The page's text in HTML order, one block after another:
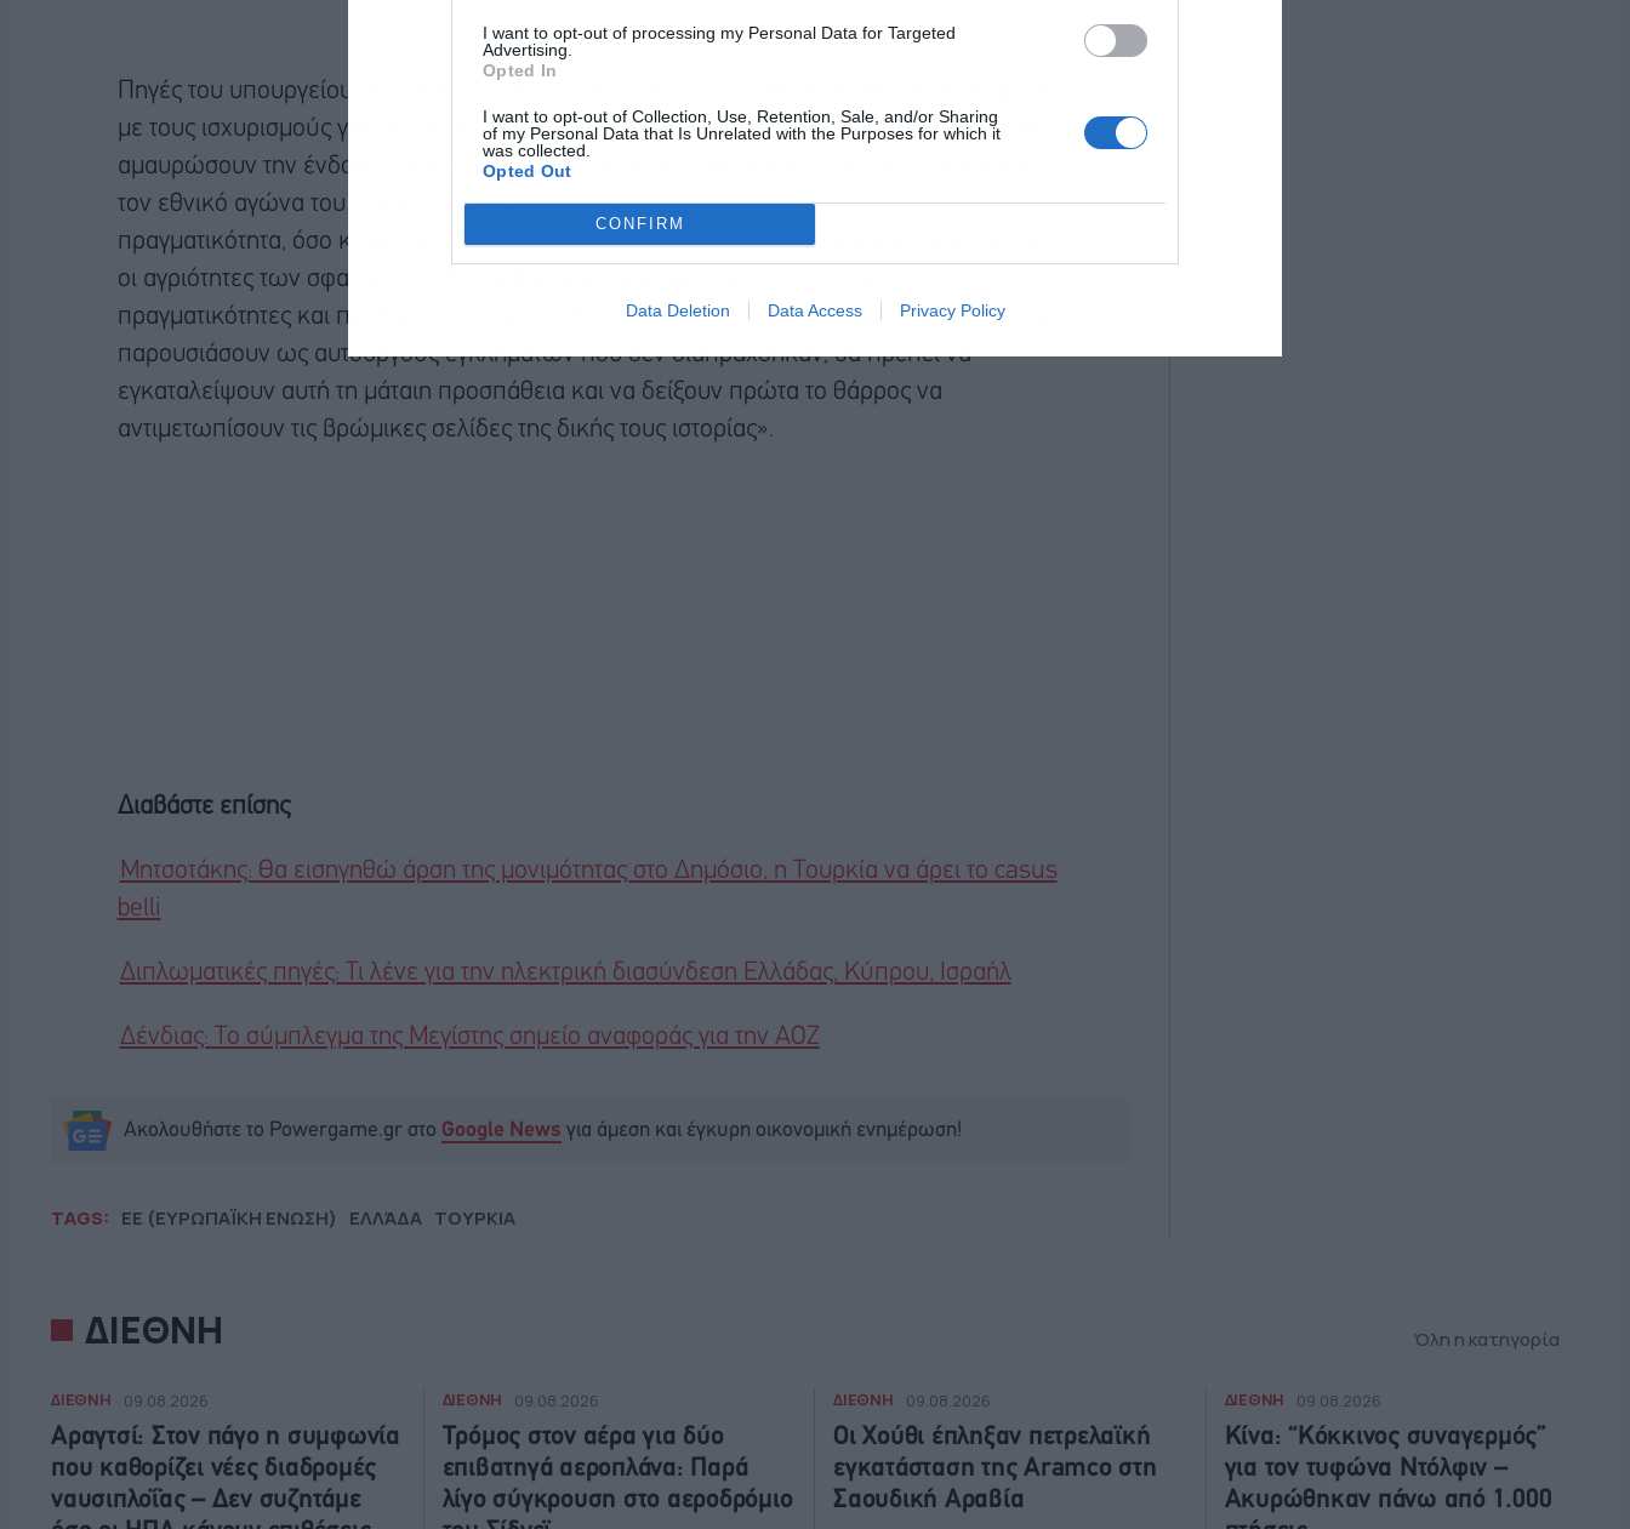
I want to opt-out of processing my Personal Data for Targeted
Advertising.
Opted In
I want to opt-out of Collection, Use, Retention, Sale, and/or Sharing
of my Personal Data that Is Unrelated with the Purposes for which it
was collected.
Opted Out
CONFIRM
Data Deletion Data Access Privacy Policy
Πηγές του υπουργείου σχολίασαν επίσης τις δηλώσεις των ελληνικών αρχών αναφορικά
με τους ισχυρισμούς για τον «αποκαλούμενο Πόντο» στις 19 Μαΐου. «Όσοι στοχεύουν να
αμαυρώσουν την ένδοξη ιστορία μας με ανυπόστατους ισχυρισμούς και να επισκιάσουν
τον εθνικό αγώνα του έθνους μας, δεν μπορούν να αλλάξουν την ιστορία και την
πραγματικότητα, όσο κι αν προσπαθούν. Σήμερα παραμένει ακόμα στην κοινωνική μνήμη,
οι αγριότητες των σφαγών που διέπραξαν όσοι διαστρεβλώνουν τις ιστορικές
πραγματικότητες και προβάλλουν το ψέμα της γενοκτονίας. Αυτοί που προσπαθούν να μας
παρουσιάσουν ως αυτουργούς εγκλημάτων που δεν διαπράχθηκαν, θα πρέπει να
εγκαταλείψουν αυτή τη μάταιη προσπάθεια και να δείξουν πρώτα το θάρρος να
αντιμετωπίσουν τις βρώμικες σελίδες της δικής τους ιστορίας».
Διαβάστε επίσης
Μητσοτάκης: Θα εισηγηθώ άρση της μονιμότητας στο Δημόσιο, η Τουρκία να άρει το casus
belli
Διπλωματικές πηγές: Τι λένε για την ηλεκτρική διασύνδεση Ελλάδας, Κύπρου, Ισραήλ
Δένδιας: Το σύμπλεγμα της Μεγίστης σημείο αναφοράς για την ΑΟΖ
Ακολουθήστε το Powergame.gr στο Google News για άμεση και έγκυρη οικονομική ενημέρωση!
TAGS: ΕΕ (ΕΥΡΩΠΑΪΚΗ ΕΝΩΣΗ) ΕΛΛΆΔΑ ΤΟΥΡΚΙΑ
ΔΙΕΘΝΗ Όλη η κατηγορία
ΔΙΕΘΝΗ 09.08.2026
Αραγτσί: Στον πάγο η συμφωνία
που καθορίζει νέες διαδρομές
ναυσιπλοΐας – Δεν συζητάμε
ΔΙΕΘΝΗ 09.08.2026
Τρόμος στον αέρα για δύο
επιβατηγά αεροπλάνα: Παρά
λίγο σύγκρουση στο αεροδρόμιο
ΔΙΕΘΝΗ 09.08.2026
Οι Χούθι έπληξαν πετρελαϊκή
εγκατάσταση της Aramco στη
Σαουδική Αραβία
ΔΙΕΘΝΗ 09.08.2026
Κίνα: “Κόκκινος συναγερμός”
για τον τυφώνα Ντόλφιν –
Ακυρώθηκαν πάνω από 1.000